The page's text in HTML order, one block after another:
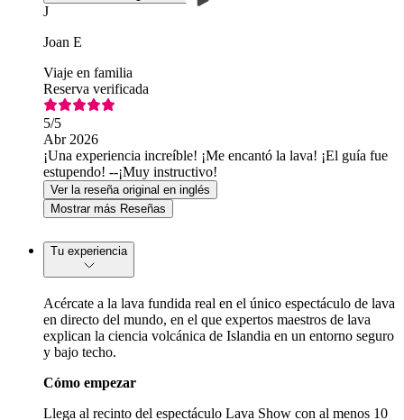
J
Joan E
Viaje en familia
Reserva verificada
5/5
Abr 2026
¡Una experiencia increíble! ¡Me encantó la lava! ¡El guía fue
estupendo! --¡Muy instructivo!
Ver la reseña original en inglés
Mostrar más Reseñas
Tu experiencia
Acércate a la lava fundida real en el único espectáculo de lava
en directo del mundo, en el que expertos maestros de lava
explican la ciencia volcánica de Islandia en un entorno seguro
y bajo techo.
Cómo empezar
Llega al recinto del espectáculo Lava Show con al menos 10